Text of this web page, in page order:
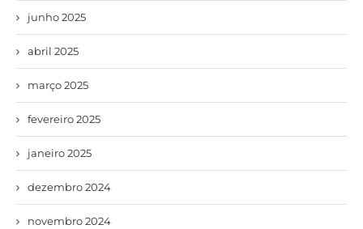
junho 2025
abril 2025
março 2025
fevereiro 2025
janeiro 2025
dezembro 2024
novembro 2024